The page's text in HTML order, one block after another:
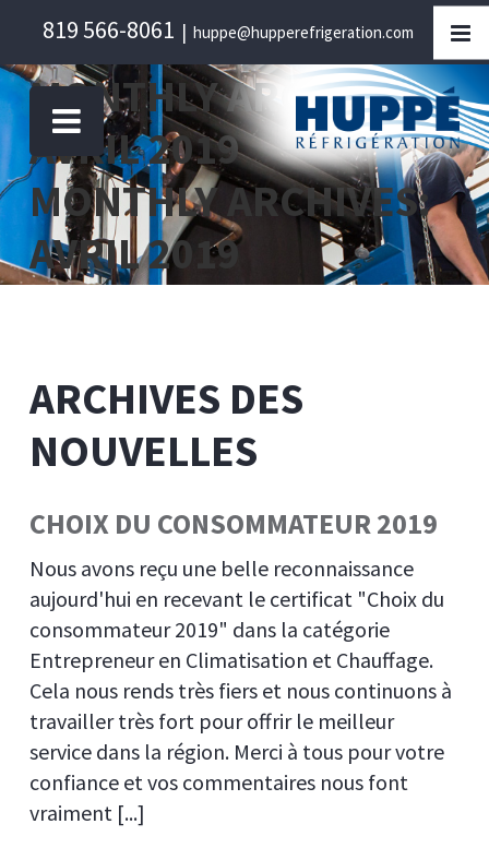
content
819 566-8061 | huppe@hupperefrigeration.com
MONTHLY ARCHIVES:
AVRIL 2019
MONTHLY ARCHIVES:
AVRIL 2019
ARCHIVES DES
NOUVELLES
CHOIX DU CONSOMMATEUR 2019
Nous avons reçu une belle reconnaissance
aujourd'hui en recevant le certificat "Choix du
consommateur 2019" dans la catégorie
Entrepreneur en Climatisation et Chauffage.
Cela nous rends très fiers et nous continuons à
travailler très fort pour offrir le meilleur
service dans la région. Merci à tous pour votre
confiance et vos commentaires nous font
vraiment [...]